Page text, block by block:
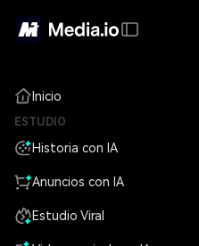
Inicio
ESTUDIO
Historia con IA
Anuncios con IA
Estudio Viral